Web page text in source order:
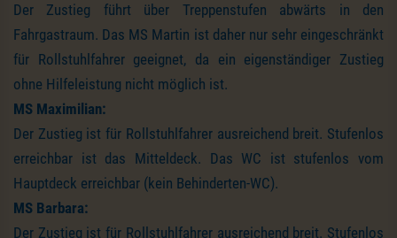
Der Zustieg führt über Treppenstufen abwärts in den
Fahrgastraum. Das MS Martin ist daher nur sehr eingeschränkt
für Rollstuhlfahrer geeignet, da ein eigenständiger Zustieg
ohne Hilfeleistung nicht möglich ist.
MS Maximilian:
Der Zustieg ist für Rollstuhlfahrer ausreichend breit. Stufenlos
erreichbar ist das Mitteldeck. Das WC ist stufenlos vom
Hauptdeck erreichbar (kein Behinderten-WC).
MS Barbara:
Der Zustieg ist für Rollstuhlfahrer ausreichend breit. Stufenlos